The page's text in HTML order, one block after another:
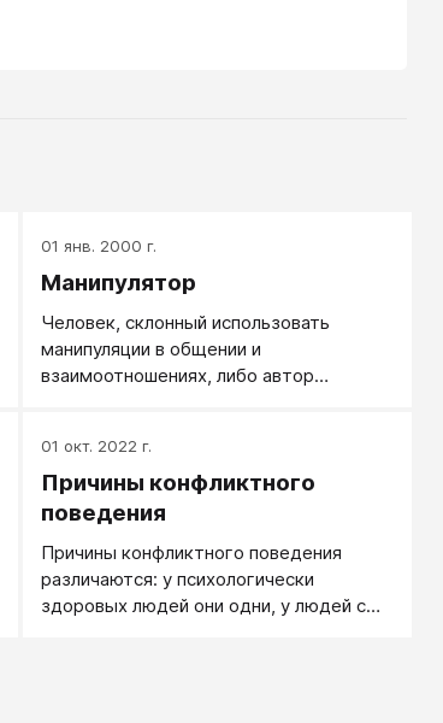
01 янв. 2000 г.
Манипулятор
Человек, склонный использовать
манипуляции в общении и
взаимоотношениях, либо автор
01 окт. 2022 г.
Причины конфликтного
поведения
Причины конфликтного поведения
различаются: у психологически
здоровых людей они одни, у людей с